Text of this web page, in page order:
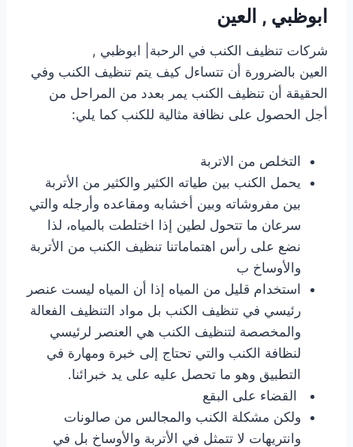
ابوظبي , العين
شركات تنظيف الكنب في الرحبة| ابوظبي ,
العين بالضرورة أن تتساءل كيف يتم تنظيف الكنب وفي
الحقيقة أن تنظيف الكنب يمر بعدد من المراحل من
أجل الحصول على نظافة مثالية للكنب كما يلي:
التخلص من الاتربة
يحمل الكنب بين طياته الكثير والكثير من الأتربة
بين مفروشاته وبين أخشابه ومقاعده وأرجله والتي
سرعان ما تتحول لطين إذا اختلطت بالمياه، لذا
نضع على رأس اهتماماتنا تنظيف الكنب من الأتربة
والأوساخ ب
استخدام قليل من المياه إذا أن المياه ليست عنصر
رئيسي في تنظيف الكنب بل مواد التنظيف الفعالة
والمخصصة لتنظيف الكنب هي العنصر لرئيسي
لنظافة الكنب والتي تحتاج إلى خبرة ومهارة في
التطبيق وهو ما تحصل عليه على يد خبرائنا.
القضاء على البقع
ولكن مشكلة الكنب والمجالس من صالونات
وانتريهات لا تتمثل في الأتربة والأوساخ بل في